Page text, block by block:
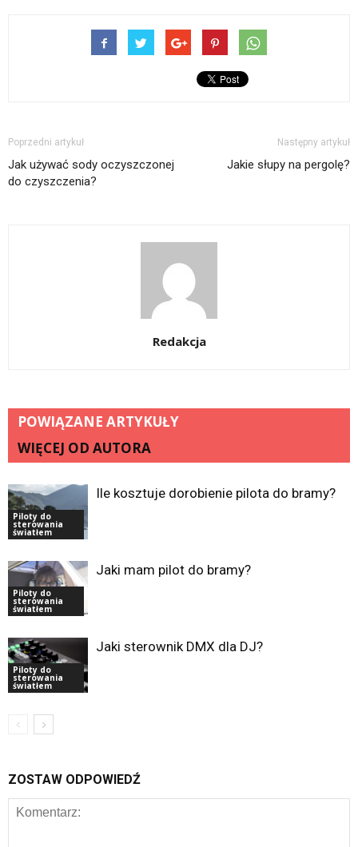
Poprzedni artykuł
Jak używać sody oczyszczonej
do czyszczenia?
Następny artykuł
Jakie słupy na pergolę?
Redakcja
POWIĄZANE ARTYKUŁY
WIĘCEJ OD AUTORA
Piloty do
sterowania
światłem
Ile kosztuje dorobienie pilota do bramy?
Piloty do
sterowania
światłem
Jaki mam pilot do bramy?
Piloty do
sterowania
światłem
Jaki sterownik DMX dla DJ?
ZOSTAW ODPOWIEDŹ